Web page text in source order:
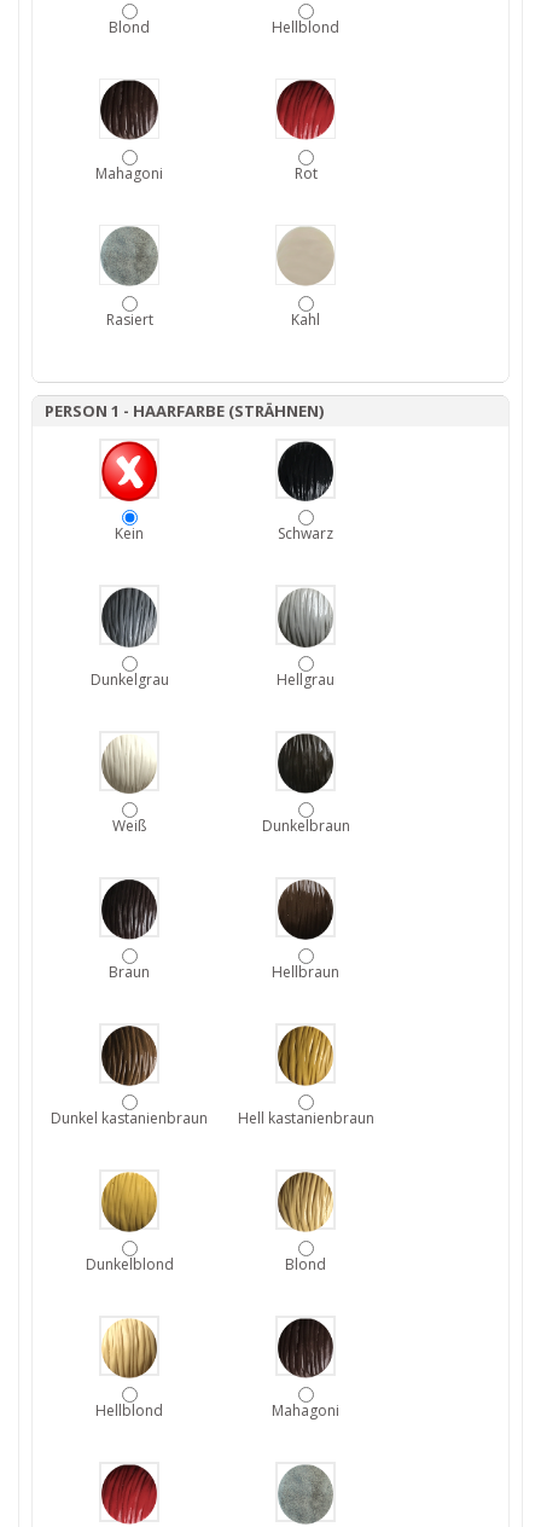
Blond Hellblond
Mahagoni Rot
Rasiert Kahl
PERSON 1 - HAARFARBE (STRÄHNEN)
Kein Schwarz
Dunkelgrau Hellgrau
Weiß Dunkelbraun
Braun Hellbraun
Dunkel kastanienbraun Hell kastanienbraun
Dunkelblond Blond
Hellblond Mahagoni